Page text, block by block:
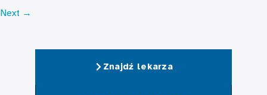
Next →
Znajdź lekarza